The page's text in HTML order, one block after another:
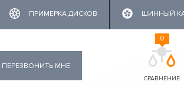
ПРИМЕРКА ДИСКОВ ШИННЫЙ
ПЕРЕЗВОНИТЬ МНЕ
СРАВНЕНИЕ
0